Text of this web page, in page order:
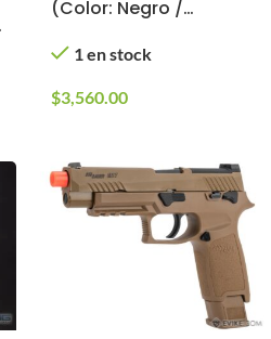
(Color: Negro /
1 en stock
$3,560.00